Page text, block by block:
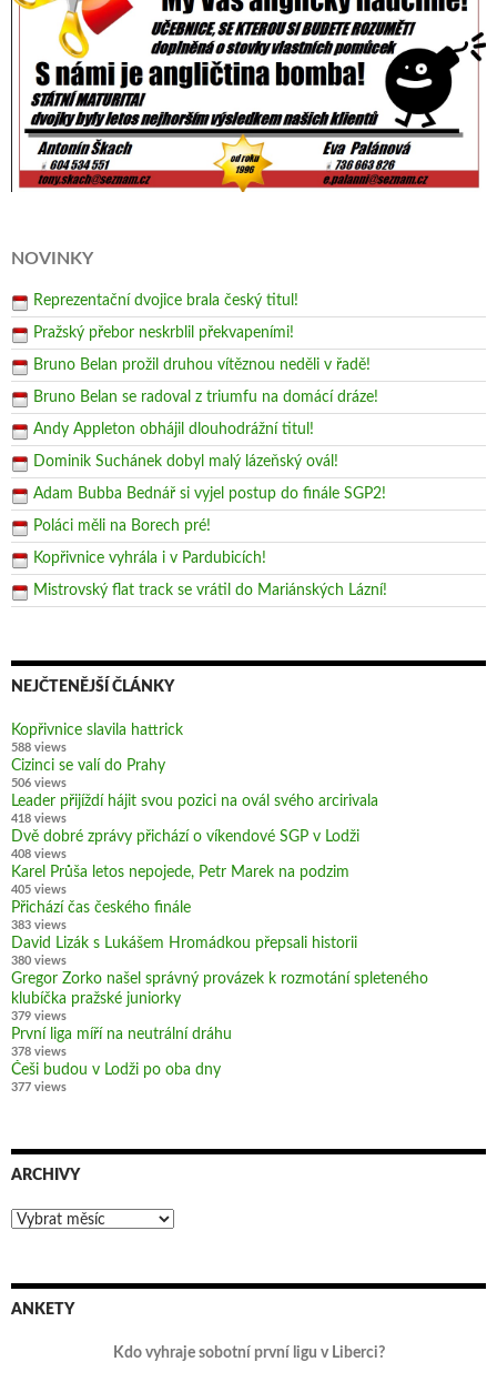
NOVINKY
Reprezentační dvojice brala český titul!
Pražský přebor neskrblil překvapeními!
Bruno Belan prožil druhou vítěznou neděli v řadě!
Bruno Belan se radoval z triumfu na domácí dráze!
Andy Appleton obhájil dlouhodrážní titul!
Dominik Suchánek dobyl malý lázeňský ovál!
Adam Bubba Bednář si vyjel postup do finále SGP2!
Poláci měli na Borech pré!
Kopřivnice vyhrála i v Pardubicích!
Mistrovský flat track se vrátil do Mariánských Lázní!
NEJČTENĚJŠÍ ČLÁNKY
Kopřivnice slavila hattrick
588 views
Cizinci se valí do Prahy
506 views
Leader přijíždí hájit svou pozici na ovál svého arcirivala
418 views
Dvě dobré zprávy přichází o víkendové SGP v Lodži
408 views
Karel Průša letos nepojede, Petr Marek na podzim
405 views
Přichází čas českého finále
383 views
David Lizák s Lukášem Hromádkou přepsali historii
380 views
Gregor Zorko našel správný provázek k rozmotání spleteného
klubíčka pražské juniorky
379 views
První liga míří na neutrální dráhu
378 views
Češi budou v Lodži po oba dny
377 views
ARCHIVY
Archivy
ANKETY
Kdo vyhraje sobotní první ligu v Liberci?